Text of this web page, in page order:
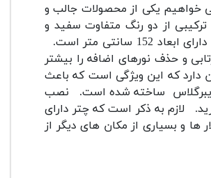
خواهیم یکی از محصولات جالب و
ترکیبی از دو رنگ متفاوت سفید و
متر است.
و حذف نورهای اضافه را بیشتر
که این ویژگی است که باعث
ساخته شده است.
نصب
لازم به ذکر است که چتر دارای
و بسیاری از مکان های دیگر از